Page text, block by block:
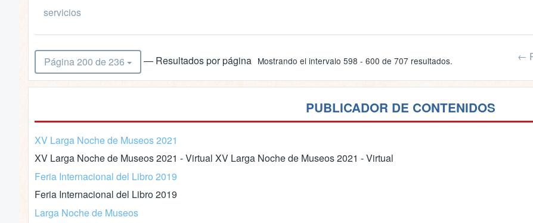
servicios
Página 200 de 236 — Resultados por página Mostrando el intervalo 598 - 600 de 707 resultados. ←
PUBLICADOR DE CONTENIDOS
XV Larga Noche de Museos 2021
XV Larga Noche de Museos 2021 - Virtual XV Larga Noche de Museos 2021 - Virtual
Feria Internacional del Libro 2019
Feria Internacional del Libro 2019
Larga Noche de Museos